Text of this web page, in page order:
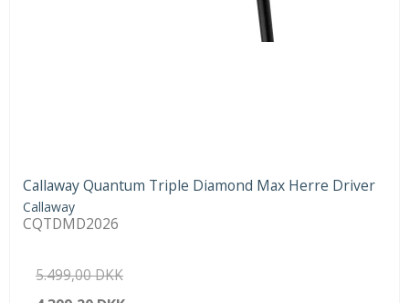
Callaway Quantum Triple Diamond Max Herre Driver
Callaway
CQTDMD2026
5.499,00 DKK